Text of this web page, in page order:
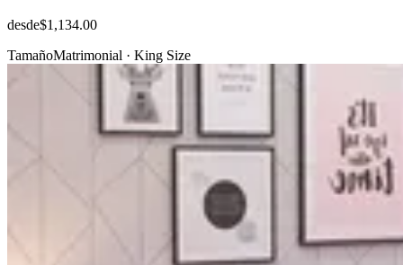
desde$1,134.00
TamañoMatrimonial · King Size